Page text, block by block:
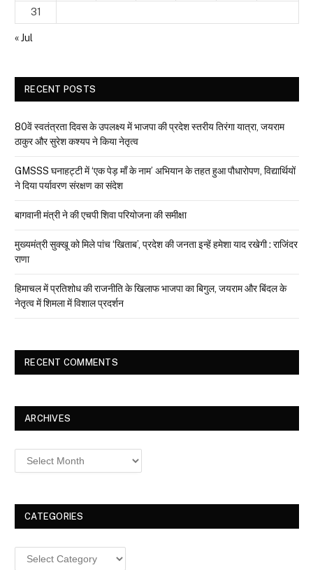
31
« Jul
RECENT POSTS
80वें स्वतंत्रता दिवस के उपलक्ष्य में भाजपा की प्रदेश स्तरीय तिरंगा यात्रा, जयराम
ठाकुर और सुरेश कश्यप ने किया नेतृत्व
GMSSS घनाहट्टी में ‘एक पेड़ माँ के नाम’ अभियान के तहत हुआ पौधारोपण, विद्यार्थियों
ने दिया पर्यावरण संरक्षण का संदेश
बागवानी मंत्री ने की एचपी शिवा परियोजना की समीक्षा
मुख्यमंत्री सुक्खू को मिले पांच ‘खिताब’, प्रदेश की जनता इन्हें हमेशा याद रखेगी : राजिंदर
राणा
हिमाचल में प्रतिशोध की राजनीति के खिलाफ भाजपा का बिगुल, जयराम और बिंदल के
नेतृत्व में शिमला में विशाल प्रदर्शन
RECENT COMMENTS
ARCHIVES
Archives
CATEGORIES
Categories